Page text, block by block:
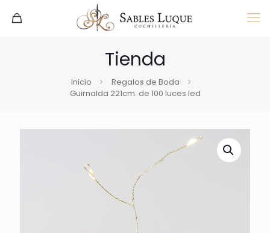
Tienda
Inicio
Regalos de Boda
Guirnalda 221cm. de 100 luces led